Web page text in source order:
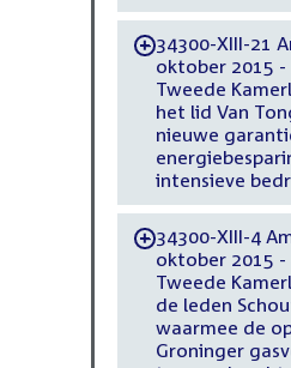
-34300-XIII-21
oktober 2015 -
Tweede
het lid Van
nieuwe
intensieve
-34300-XIII-4
oktober 2015 -
Tweede
de leden
waarmee de
Groninger